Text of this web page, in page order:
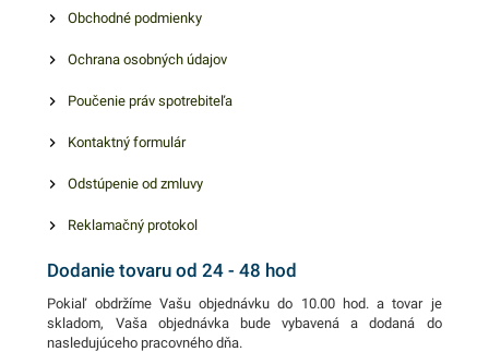
Obchodné podmienky
Ochrana osobných údajov
Poučenie práv spotrebiteľa
Kontaktný formulár
Odstúpenie od zmluvy
Reklamačný protokol
Dodanie tovaru od 24 - 48 hod
Pokiaľ obdržíme Vašu objednávku do 10.00 hod. a tovar je
skladom, Vaša objednávka bude vybavená a dodaná do
nasledujúceho pracovného dňa.